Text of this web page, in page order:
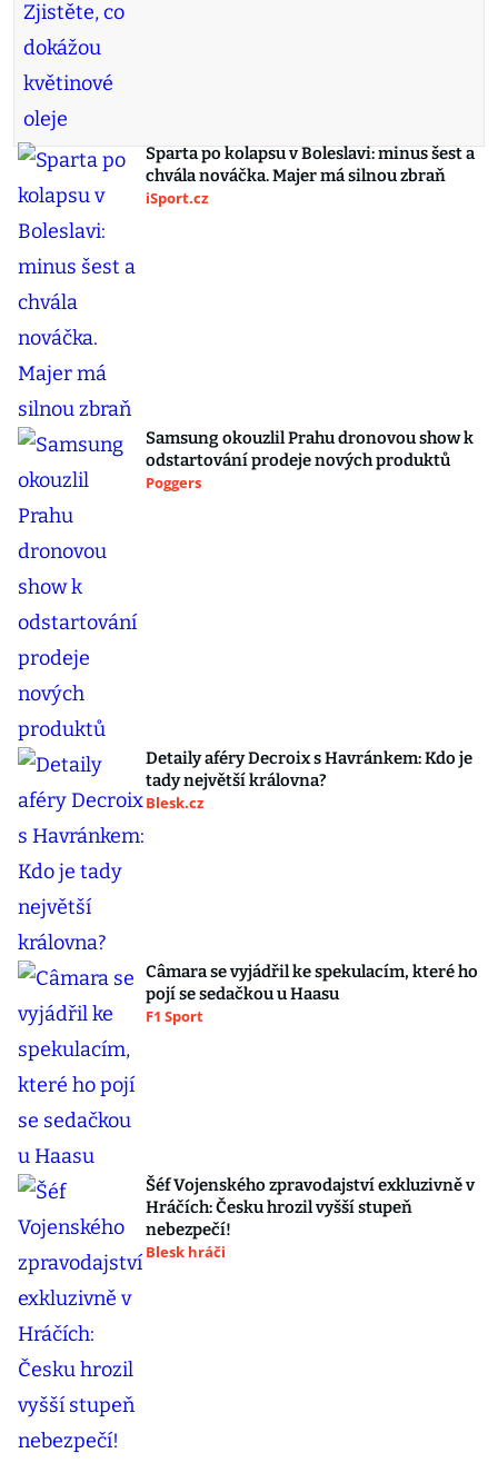
Sparta po kolapsu v Boleslavi: minus šest a
chvála nováčka. Majer má silnou zbraň
iSport.cz
Samsung okouzlil Prahu dronovou show k
odstartování prodeje nových produktů
Poggers
Detaily aféry Decroix s Havránkem: Kdo je
tady největší královna?
Blesk.cz
Câmara se vyjádřil ke spekulacím, které ho
pojí se sedačkou u Haasu
F1 Sport
Šéf Vojenského zpravodajství exkluzivně v
Hráčích: Česku hrozil vyšší stupeň
nebezpečí!
Blesk hráči